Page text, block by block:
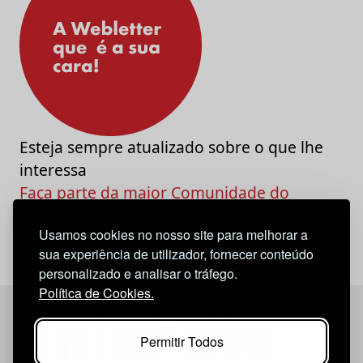
Usamos cookies no nosso site para melhorar a
sua experiência de utilizador, fornecer conteúdo
personalizado e analisar o tráfego.
Política de Cookies.
Permitir Todos
Esteja sempre atualizado sobre o que lhe
interessa
Faça parte da maior Comunidade do